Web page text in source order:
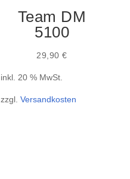
Team DM
5100
29,90€
inkl. 20 % MwSt.
zzgl.Versandkosten